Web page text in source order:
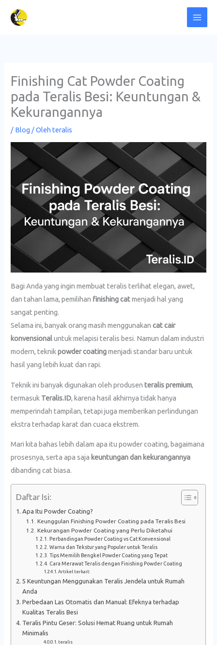
Finishing Cat Powder Coating
pada Teralis Besi: Keuntungan &
Kekurangannya
/ Blog / Olehteralis
Bagi Anda yang ingin membuat teralis terlihat elegan, awet,
dan tahan lama, pemilihan finishing catmenjadi hal yang
sangat penting.
Selama ini, banyak orang masih menggunakancat cair
konvensionaluntuk melapisi teralis besi. Namun dalam industri
modern, teknikpowder coatingmenjadi standar baru untuk
hasil yang lebih kuat dan rapi.
Teknik ini banyak digunakan oleh produsenteralis premium,
termasuk Teralis.ID, karena hasil akhirnya tidak hanya
memperindah tampilan, tetapi juga memberikan perlindungan
ekstra terhadap karat dan cuaca ekstrem.
Mari kita bahas lebih dalam apa itu powder coating, bagaimana
prosesnya, serta apa saja keuntungan dan kekurangannya
dibanding cat biasa.
Daftar Isi:
Apa Itu Powder Coating?
Keunggulan Finishing Powder Coating pada Teralis Besi
Kekurangan Powder Coating yang Perlu Diketahui
Perbandingan Powder Coating vs Cat Konvensional
Warna dan Tekstur yang Populer untuk Teralis
Tips Memilih Bengkel Powder Coating yang Tepat
Cara Merawat Teralis dengan Finishing Powder Coating
Artikel terkait:
5 Keuntungan Menggunakan Teralis Jendela untuk Rumah
Anda
Perbedaan Las Otomatis dan Manual: Efeknya terhadap
Kualitas Teralis Besi
Teralis Pintu Geser: Solusi Hemat Ruang untuk Rumah
Minimalis
teralis